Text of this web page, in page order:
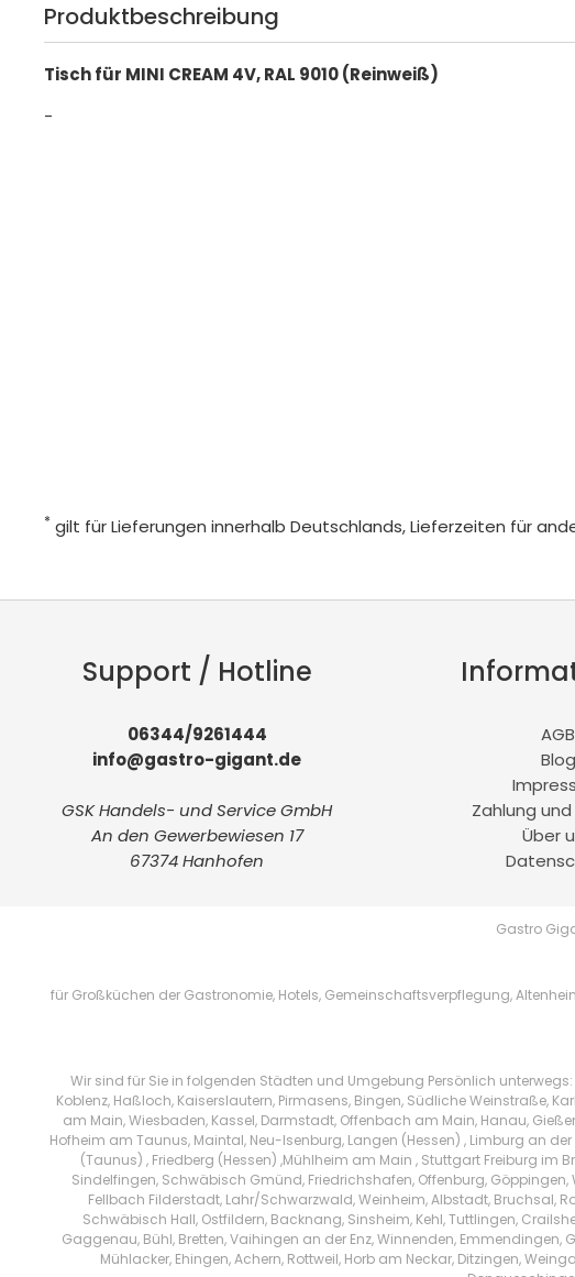
Produktbeschreibung
Tisch für MINI CREAM 4V, RAL 9010 (Reinweiß)
-
* gilt für Lieferungen innerhalb Deutschlands, Lieferzeiten für
Support / Hotline
06344/9261444
info@gastro-gigant.de
GSK Handels- und Service GmbH
An den Gewerbewiesen 17
67374 Hanhofen
AGB
Blog
Zahlung
Über
Gastro
für Großküchen der Gastronomie, Hotels, Gemeinschaftsverpflegung,
Wir sind für Sie in folgenden Städten und Umgebung Persönlich
Koblenz, Haßloch, Kaiserslautern, Pirmasens, Bingen, Südliche Weinstraße,
am Main, Wiesbaden, Kassel, Darmstadt, Offenbach am Main, Hanau,
Hofheim am Taunus, Maintal, Neu-Isenburg, Langen (Hessen) , Limburg an
(Taunus) , Friedberg (Hessen) ,Mühlheim am Main , Stuttgart Freiburg im
Sindelfingen, Schwäbisch Gmünd, Friedrichshafen, Offenburg,
Fellbach Filderstadt, Lahr/Schwarzwald, Weinheim, Albstadt, Bruchsal,
Schwäbisch Hall, Ostfildern, Backnang, Sinsheim, Kehl, Tuttlingen,
Gaggenau, Bühl, Bretten, Vaihingen an der Enz, Winnenden,
Mühlacker, Ehingen, Achern, Rottweil, Horb am Neckar, Ditzingen,